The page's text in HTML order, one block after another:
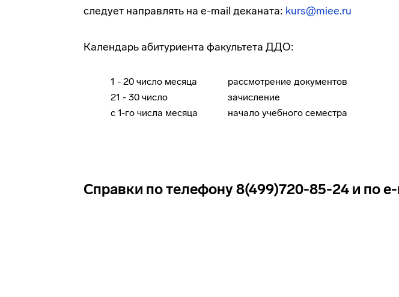
следует направлять на e-mail деканата: kurs@miee.ru
Календарь абитуриента факультета ДДО:
1 - 20 число месяца
рассмотрение документов
21 - 30 число
зачисление
с 1-го числа месяца
начало учебного семестра
Справки по телефону 8(499)720-85-24 и по